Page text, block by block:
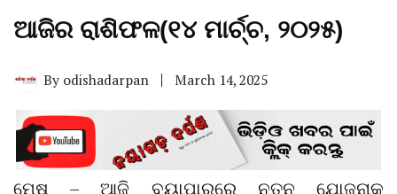
ଆଜିର ରାଶିଫଳ(୧୪ ମାର୍ଚ୍ଚ, ୨୦୨୫)
By odishadarpan March 14, 2025
ମେଷ – ଆଜି ବ୍ୟାପାରରେ ନୂତନ ଯୋଜନାକୁ